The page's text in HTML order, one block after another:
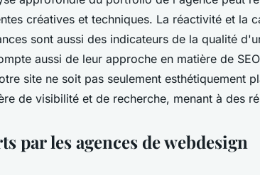
créatives et techniques. La réactivité et la
sont aussi des indicateurs de la qualité
aussi de leur approche en matière de
site ne soit pas seulement esthétiquement
de visibilité et de recherche, menant à des
par les agences de webdesign